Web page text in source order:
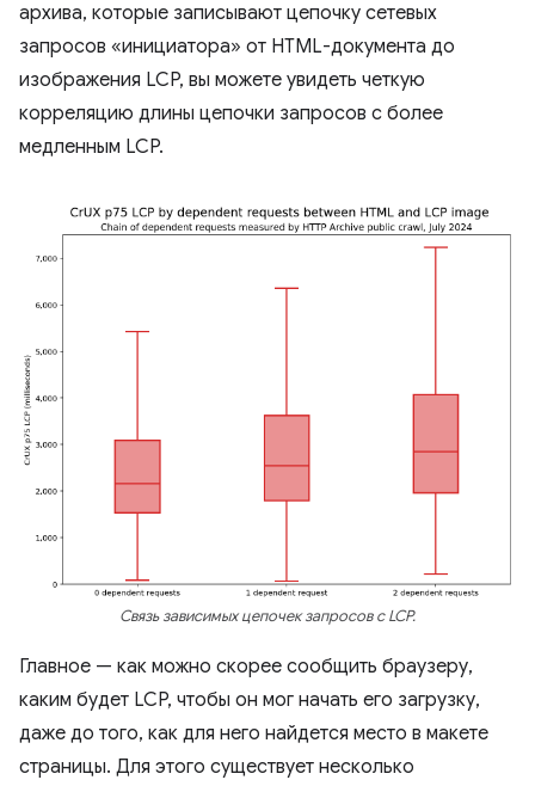
архива, которые записывают цепочку сетевых
запросов «инициатора» от HTML-документа до
изображения LCP, вы можете увидеть четкую
корреляцию длины цепочки запросов с более
медленным LCP.
Связь зависимых цепочек запросов с LCP.
Главное — как можно скорее сообщить браузеру,
каким будет LCP, чтобы он мог начать его загрузку,
даже до того, как для него найдется место в макете
страницы. Для этого существует несколько